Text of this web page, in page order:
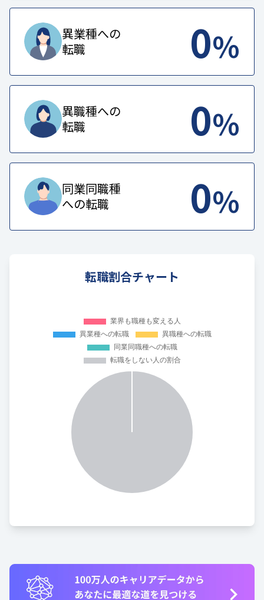
異業種への
転職
0%
異職種への
転職
0%
同業同職種
への転職
0%
転職割合チャート